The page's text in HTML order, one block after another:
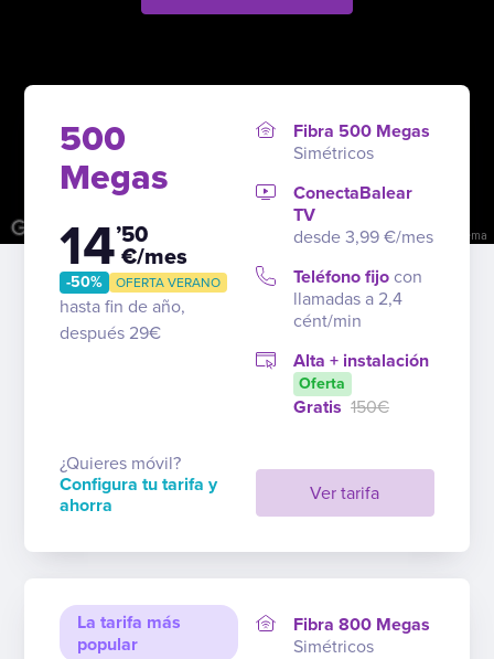
Combinaciones de teclas Datos del mapa Términos Notificar un problema
500
Megas
14’50
€/mes
-50% OFERTA VERANO
hasta fin de año,
después 29€
Ver tarifa
Fibra 500 Megas
Simétricos
ConectaBalear
TV
desde 3,99 €/mes
Teléfono fijo con
llamadas a 2,4
cént/min
Alta + instalación
Oferta
Gratis 150€
¿Quieres móvil?
Configura tu tarifa y
ahorra
La tarifa más
popular
Fibra 800 Megas
Simétricos